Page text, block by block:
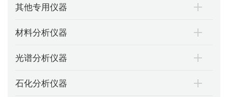
其他专用仪器
材料分析仪器
光谱分析仪器
石化分析仪器